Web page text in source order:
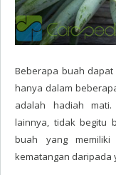
Beberapa buah
hanya dalam
adalah hadiah mati.
lainnya, tidak begitu
buah yang
kematangan daripada